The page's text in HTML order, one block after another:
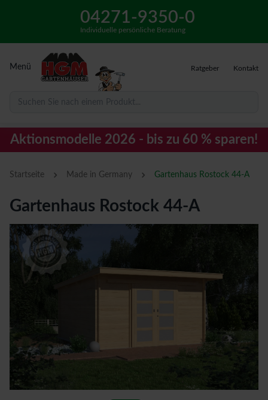
04271-9350-0
Individuelle persönliche Beratung
Menü Ratgeber Kontakt
Suchen Sie nach einem Produkt...
Aktionsmodelle 2026 - bis zu 60 % sparen!
Startseite › Made in Germany › Gartenhaus Rostock 44-A
Gartenhaus Rostock 44-A